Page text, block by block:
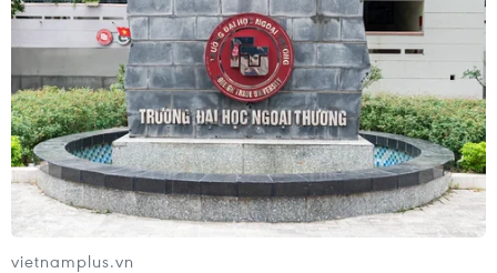
vietnamplus.vn